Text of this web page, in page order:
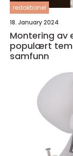
redaktionel
18. January 2024
Montering av
populært
samfunn